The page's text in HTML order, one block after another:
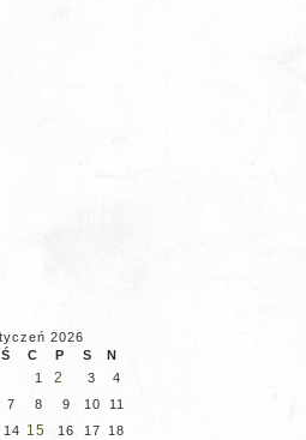
2026
Ś C P S
N
1
2 3
4
7 8 9 10
11
14 15 16 17
18